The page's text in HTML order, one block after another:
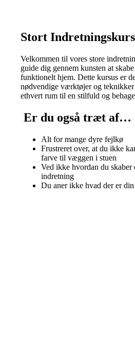
Stort
Velkommen til vores store
guide dig gennem kunsten at
funktionelt hjem. Dette kursus er
nødvendige værktøjer og
ethvert rum til en stilfuld og
Er du også træt af…
Alt for mange dyre fejlkø
Frustreret over, at du ikke
farve til væggen i stuen
Ved ikke hvordan du skaber
indretning
Du aner ikke hvad der er